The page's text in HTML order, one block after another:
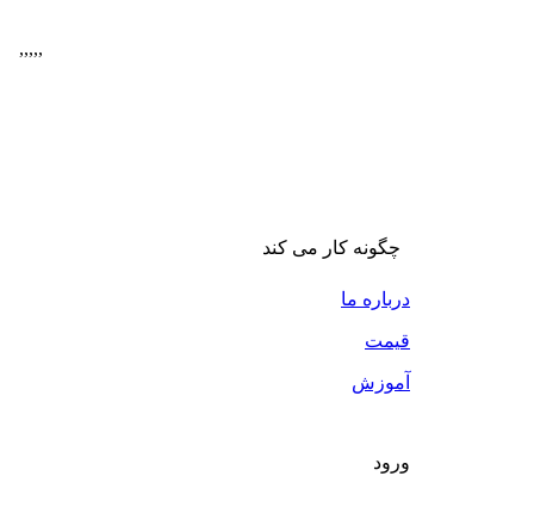
,,,,,
چگونه کار می کند
درباره ما
قیمت
آموزش
ورود